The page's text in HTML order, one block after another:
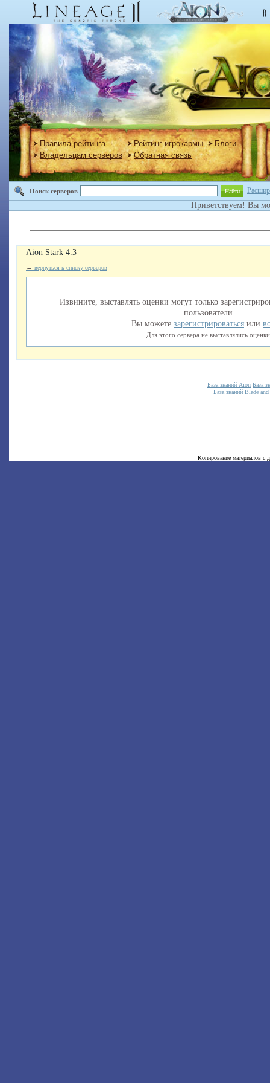
Правила рейтинга Рейтинг игрокармы
Блоги
Владельцам серверов
Обратная связь
Поиск серверов Найти
Приветствуем! Вы
Aion Stark 4.3
← вернуться к списку серверов
Извините, выставлять оценки могут только
пользователи.
Вы можете зарегистрироваться или
Для этого сервера не выставлялись
База знаний Aion База
База знаний Blade
Копирование материалов с